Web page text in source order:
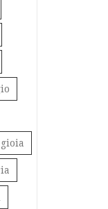
gioia